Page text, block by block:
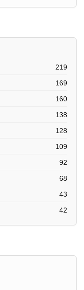
219
169
160
138
128
109
92
68
43
42